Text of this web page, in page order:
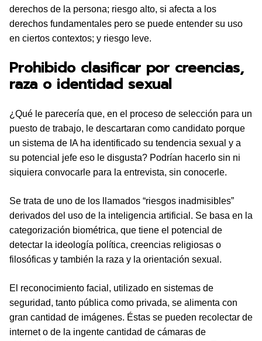
derechos de la persona; riesgo alto, si afecta a los
derechos fundamentales pero se puede entender su uso
en ciertos contextos; y riesgo leve.
Prohibido clasificar por creencias,
raza o identidad sexual
¿Qué le parecería que, en el proceso de selección para un
puesto de trabajo, le descartaran como candidato porque
un sistema de IA ha identificado su tendencia sexual y a
su potencial jefe eso le disgusta? Podrían hacerlo sin ni
siquiera convocarle para la entrevista, sin conocerle.
Se trata de uno de los llamados “riesgos inadmisibles”
derivados del uso de la inteligencia artificial. Se basa en la
categorización biométrica, que tiene el potencial de
detectar la ideología política, creencias religiosas o
filosóficas y también la raza y la orientación sexual.
El reconocimiento facial, utilizado en sistemas de
seguridad, tanto pública como privada, se alimenta con
gran cantidad de imágenes. Éstas se pueden recolectar de
internet o de la ingente cantidad de cámaras de